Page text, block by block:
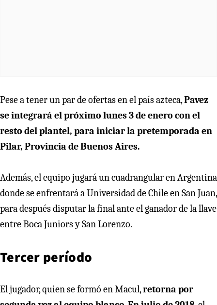
Pese a tener un par de ofertas en el país azteca,Pavez
se integrará el próximo lunes 3 de enero con el
resto del plantel, para iniciar la pretemporada en
Pilar, Provincia de Buenos Aires.
Además, el equipo jugará un cuadrangular en Argentina
donde se enfrentará a Universidad de Chile en San Juan,
para después disputar la final ante el ganador de la llave
entre Boca Juniors y San Lorenzo.
Tercer período
El jugador, quien se formó en Macul,retorna por